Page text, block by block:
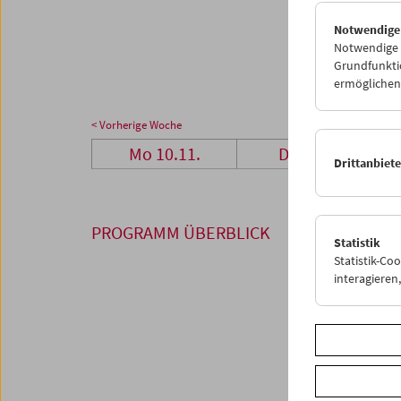
01
< Vorherige Woche
Mo 10.11. Di 11.11.
PROGRAMM ÜBERBLICK
Notwendige
Statistik
Statistik-